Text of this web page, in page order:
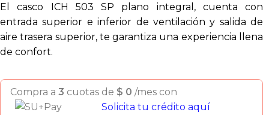
El casco ICH 503 SP plano integral, cuenta con
entrada superior e inferior de ventilación y salida de
aire trasera superior, te garantiza una experiencia llena
de confort.
Compra a 3 cuotas de $ 0 /mes con
Solicita tu crédito aquí